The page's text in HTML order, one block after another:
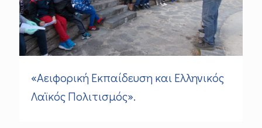
«Αειφορική Εκπαίδευση και Ελληνικός
Λαϊκός Πολιτισμός».